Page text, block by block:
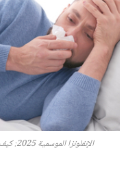
الإنفلونزا الموسمية 2025: كيف تحمي نفسك من العدوى وتتعافى بسرعة؟